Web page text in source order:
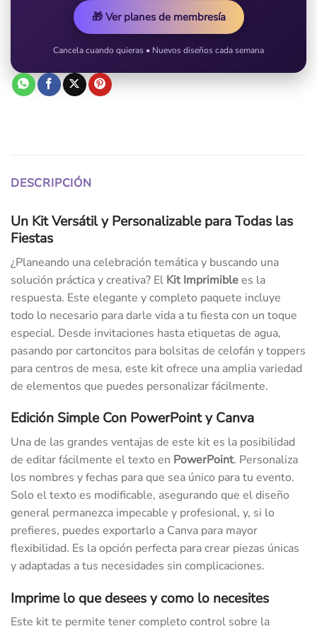
🎁 Ver planes de membresía
Cancela cuando quieras • Nuevos diseños cada semana
DESCRIPCIÓN
Un Kit Versátil y Personalizable para Todas las
Fiestas
¿Planeando una celebración temática y buscando una
solución práctica y creativa? El Kit Imprimiblees la
respuesta. Este elegante y completo paquete incluye
todo lo necesario para darle vida a tu fiesta con un toque
especial. Desde invitaciones hasta etiquetas de agua,
pasando por cartoncitos para bolsitas de celofán y toppers
para centros de mesa, este kit ofrece una amplia variedad
de elementos que puedes personalizar fácilmente.
Edición Simple Con PowerPoint y Canva
Una de las grandes ventajas de este kit es la posibilidad
de editar fácilmente el texto en PowerPoint. Personaliza
los nombres y fechas para que sea único para tu evento.
Solo el texto es modificable, asegurando que el diseño
general permanezca impecable y profesional, y, si lo
prefieres, puedes exportarlo a Canva para mayor
flexibilidad. Es la opción perfecta para crear piezas únicas
y adaptadas a tus necesidades sin complicaciones.
Imprime lo que desees y como lo necesites
Este kit te permite tener completo control sobre la